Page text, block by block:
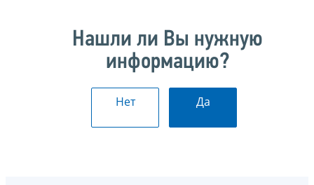
Нашли ли Вы нужную
информацию?
Нет Да